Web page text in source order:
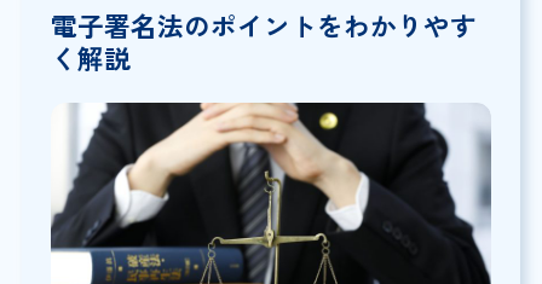
電子署名法のポイントをわかりやす
く解説